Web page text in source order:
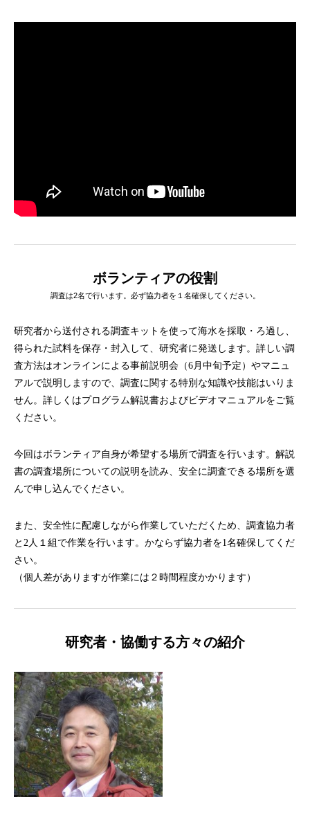
ボランティアの役割
調査は2名で行います。必ず協力者を１名確保してください。
研究者から送付される調査キットを使って海水を採取・ろ過し、
得られた試料を保存・封入して、研究者に発送します。詳しい調
査方法はオンラインによる事前説明会（6月中旬予定）やマニュ
アルで説明しますので、調査に関する特別な知識や技能はいりま
せん。詳しくはプログラム解説書およびビデオマニュアルをご覧
ください。
今回はボランティア自身が希望する場所で調査を行います。解説
書の調査場所についての説明を読み、安全に調査できる場所を選
んで申し込んでください。
また、安全性に配慮しながら作業していただくため、調査協力者
と2人１組で作業を行います。かならず協力者を1名確保してくだ
さい。
（個人差がありますが作業には２時間程度かかります）
研究者・協働する方々の紹介